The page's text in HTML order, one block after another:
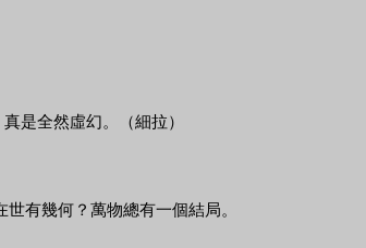
是全然虛幻。（細拉）
有幾何？萬物總有一個結局。